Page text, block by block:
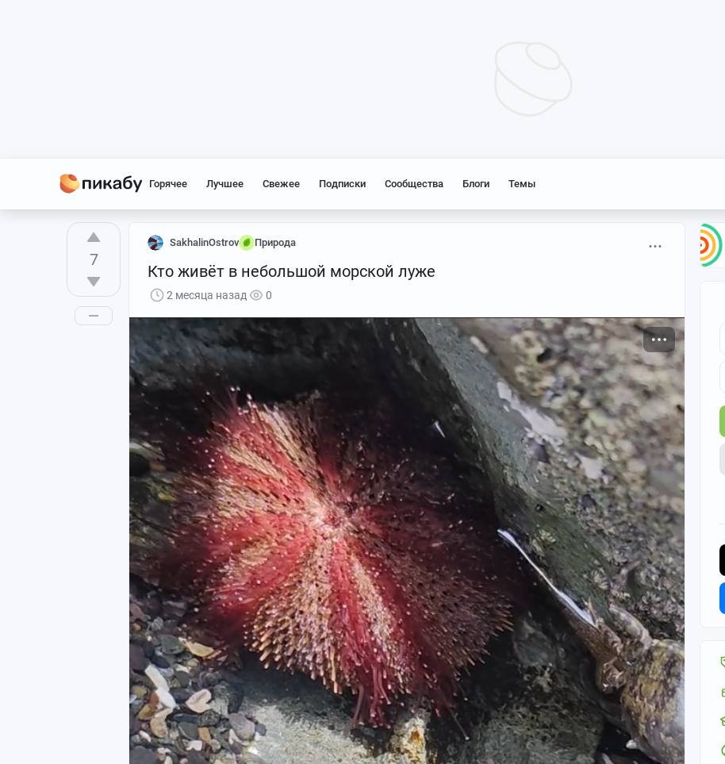
Горячее Лучшее Свежее Подписки Сообщества Блоги Темы
7
SakhalinOstrov Природа
Кто живёт в небольшой морской луже
2 месяца назад 0